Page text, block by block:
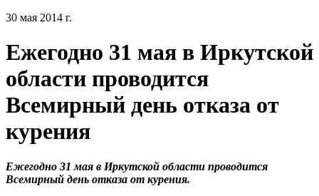
30 мая 2014 г.
Ежегодно 31 мая в Иркутской
области проводится
Всемирный день отказа от
курения
Ежегодно 31 мая в Иркутской области проводится
Всемирный день отказа от курения.